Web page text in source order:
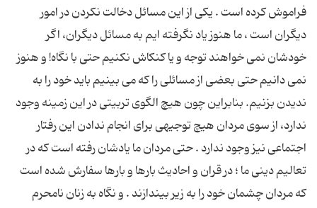
فراموش كرده است . یكی از این مسائل دخالت نكردن در امور
دیگران است ، ما هنوز یاد نگرفته ایم به مسائل دیگران، اگر
خودشان نمی خواهند توجه و یا كنكاش نكنیم حتی با نگاه! و هنوز
نمی دانیم حتی بعضی از مسائلی را كه می بینیم باید خود را به
ندیدن بزنیم. بنابراین چون هیچ الگوی تربیتی در این زمینه وجود
ندارد، از سوی مردان هیچ توجیهی برای انجام ندادن این رفتار
اجتماعی نیز وجود ندارد . حتی مردان ما یادشان رفته است كه در
تعالیم دینی ما ؛ در قران و احادیث بارها و بارها سفارش شده است
كه مردان چشمان خود را به زیر بیندازند . و نگاه به زنان نامحرم